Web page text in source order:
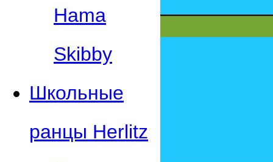
Hama
Skibby
Школьные
ранцы Herlitz